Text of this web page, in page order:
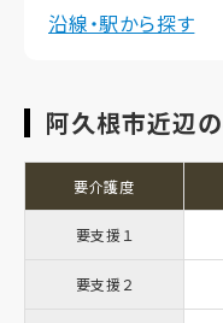
沿線・駅から探す
阿久根市近辺
要介護度
要支援１
要支援２